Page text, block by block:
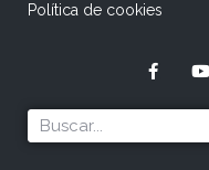
Política de cookies